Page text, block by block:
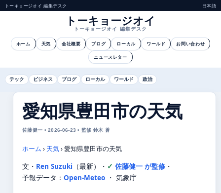
トーキョージオイ 編集デスク 日本語
トーキョージオイ
トーキョージオイ 編集デスク
ホーム 天気 会社概要 ブログ ローカル ワールド お問い合わせ
ニュースレター
テック ビジネス ブログ ローカル ワールド 政治
愛知県豊田市の天気
佐藤健一 • 2026-06-23 • 監修 鈴木 蒼
ホーム › 天気›愛知県豊田市の天気
文・ Ren Suzuki （最新） ・ 佐藤健一 が監修 ・
予報データ： Open-Meteo ・ 気象庁